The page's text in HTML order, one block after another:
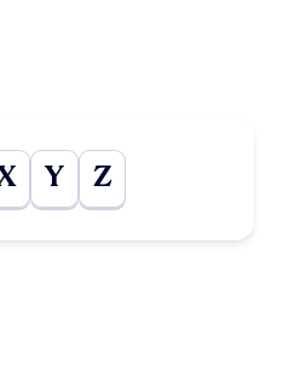
Y Z